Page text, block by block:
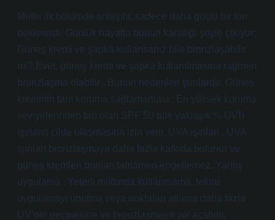
Metin ilk bölümde anlaşılır, sadece daha güçlü bir ton
beklenirdi. Günlük hayatta bunun karşılığı şöyle çıkıyor:
Güneş kremi ve şapka kullansanız bile bronzlaşabilir
mi? Evet, güneş kremi ve şapka kullanılmasına rağmen
bronzlaşma olabilir . Bunun nedenleri şunlardır: Güneş
kreminin tam koruma sağlamaması . En yüksek koruma
seviyelerinden biri olan SPF 50 bile yaklaşık % UVB
ışınının cilde ulaşmasına izin verir. UVA ışınları . UVA
ışınları bronzlaşmaya daha fazla katkıda bulunur ve
güneş kremleri bunları tamamen engellemez. Yanlış
uygulama . Yeterli miktarda kullanmama, tekrar
uygulamayı unutma veya noktaları atlama daha fazla
UV’nin geçmesine ve bronzlaşmaya yol açabilir.